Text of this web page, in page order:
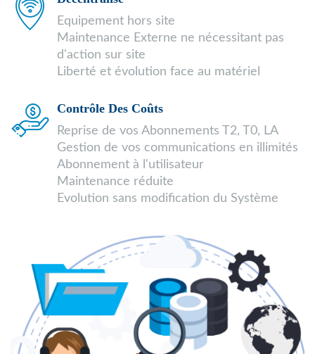
Equipement hors site
Maintenance Externe ne nécessitant pas
d'action sur site
Liberté et évolution face au matériel
Contrôle Des Coûts
Reprise de vos Abonnements T2, T0, LA
Gestion de vos communications en illimités
Abonnement à l'utilisateur
Maintenance réduite
Evolution sans modification du Système